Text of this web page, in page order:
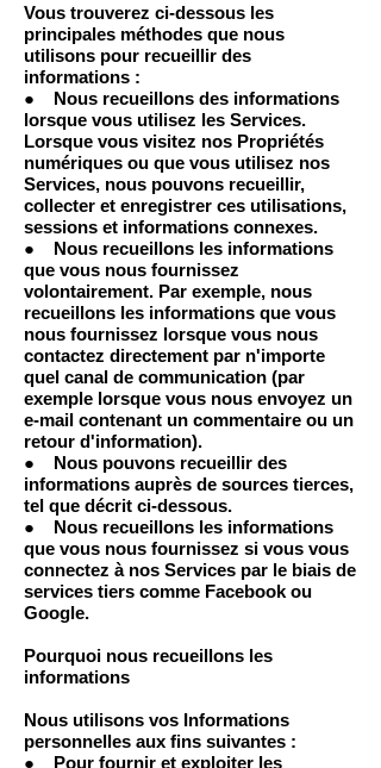
Vous trouverez ci-dessous les
principales méthodes que nous
utilisons pour recueillir des
informations :
● Nous recueillons des informations
lorsque vous utilisez les Services.
Lorsque vous visitez nos Propriétés
numériques ou que vous utilisez nos
Services, nous pouvons recueillir,
collecter et enregistrer ces utilisations,
sessions et informations connexes.
● Nous recueillons les informations
que vous nous fournissez
volontairement. Par exemple, nous
recueillons les informations que vous
nous fournissez lorsque vous nous
contactez directement par n'importe
quel canal de communication (par
exemple lorsque vous nous envoyez un
e-mail contenant un commentaire ou un
retour d'information).
● Nous pouvons recueillir des
informations auprès de sources tierces,
tel que décrit ci-dessous.
● Nous recueillons les informations
que vous nous fournissez si vous vous
connectez à nos Services par le biais de
services tiers comme Facebook ou
Google.
Pourquoi nous recueillons les
informations
Nous utilisons vos Informations
personnelles aux fins suivantes :
● Pour fournir et exploiter les